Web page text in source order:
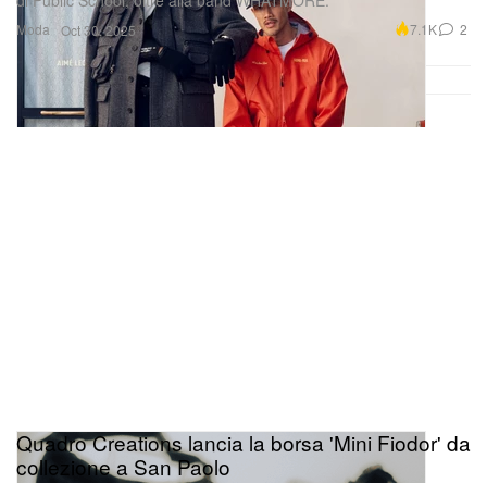
Moda Oct 30, 2025 7.1K 2
Quadro Creations lancia la borsa 'Mini Fiodor' da
collezione a San Paolo